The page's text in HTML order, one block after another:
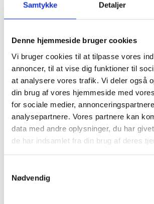
Samtykke Detaljer
Denne hjemmeside bruger cookies
Vi bruger cookies til at tilpasse vores
annoncer, til at vise dig funktioner til
at analysere vores trafik. Vi deler også
din brug af vores hjemmeside med
for sociale medier,
analysepartnere. Vores partnere kan
data med andre oplysninger, du har
de har indsamlet fra din brug af deres
Nødvendig
Bestil et Beredskabstjek – det kan sikre
værdier
Hvor godt forberedt er I, hvis uheldet er
Beredskabstjek hjælper vi jer med at
overblik, så I kan handle præcist og
nødvendigt.
Vi arbejder sammen om at gennemgå
tilgængelighed af bygningstegninger
til jeres planer for klimahændelser,
dødsfald, krisehåndtering ved kritik af
meget mere.
Det handler også om at handle
skader, sikre værdier, minimere